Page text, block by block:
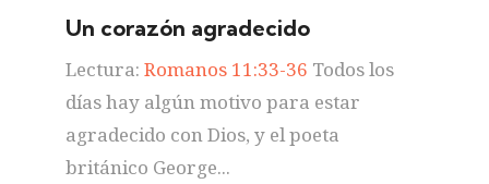
Un corazón agradecido
Lectura: Romanos 11:33-36 Todos los
días hay algún motivo para estar
agradecido con Dios, y el poeta
británico George...